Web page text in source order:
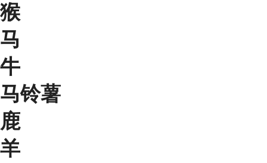
猴
马
牛
马铃薯
鹿
羊